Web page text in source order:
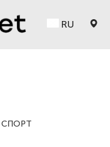
RU
СПОРТ